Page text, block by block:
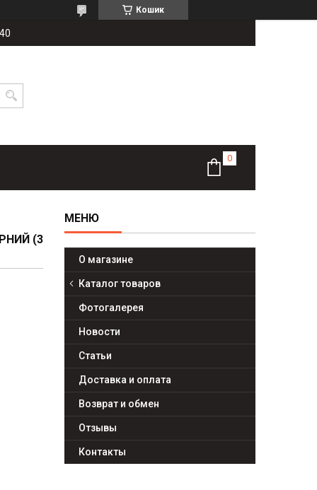
Кошик
(3
О магазине
Каталог товаров
Фотогалерея
Новости
Статьи
Доставка и оплата
Возврат и обмен
Отзывы
Контакты